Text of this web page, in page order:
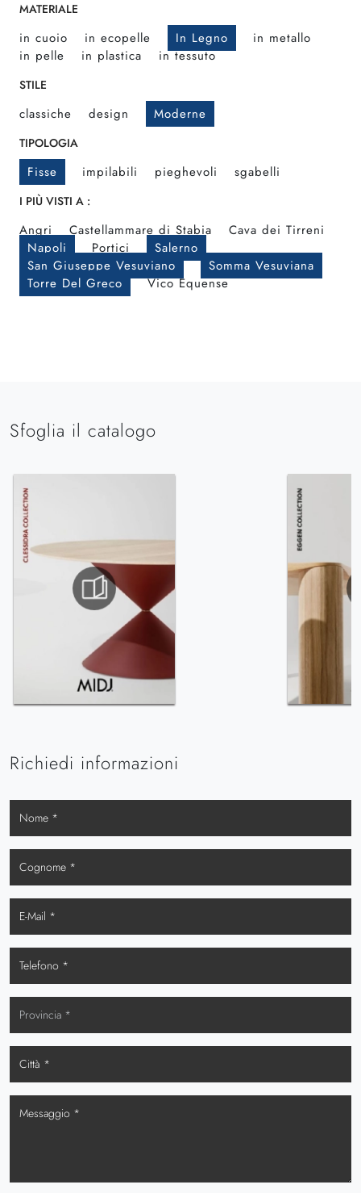
MATERIALE
in cuoio in ecopelle In Legno
in metallo
in pelle
in plastica in tessuto
STILE
classiche design Moderne
TIPOLOGIA
Fisse impilabili pieghevoli sgabelli
I PIÙ VISTI A :
Angri Castellammare di Stabia
Cava dei Tirreni
Napoli
Portici
Salerno
San Giuseppe Vesuviano
Somma Vesuviana
Torre Del Greco
Vico Equense
Sfoglia il catalogo
Richiedi informazioni